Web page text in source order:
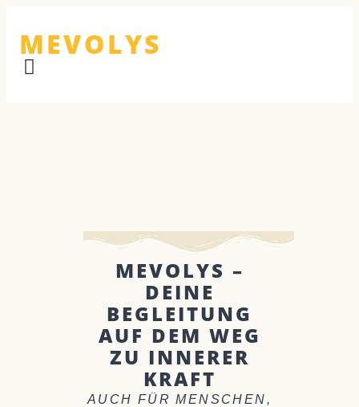
MEVOLYS
MEVOLYS –
DEINE
BEGLEITUNG
AUF DEM WEG
ZU INNERER
KRAFT
AUCH FÜR MENSCHEN,